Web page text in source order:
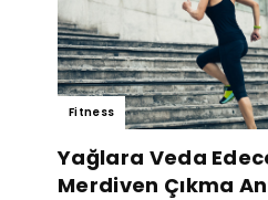
Fitness
Yağlara Veda
Merdiven Çıkma